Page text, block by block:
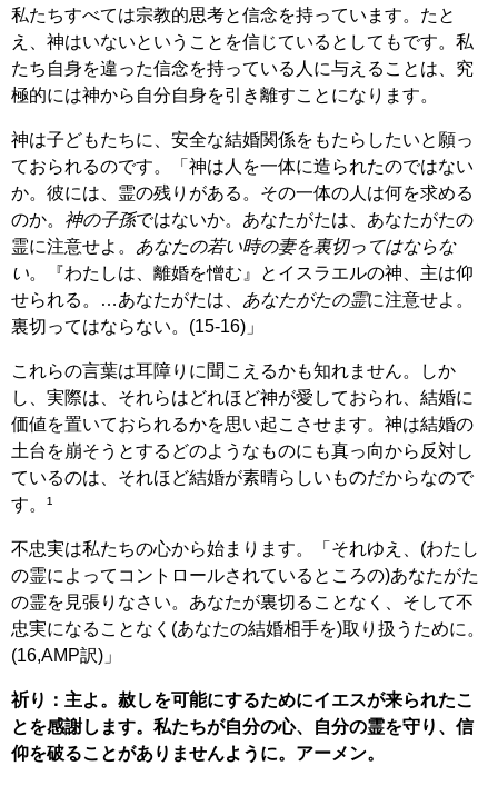
私たちすべては宗教的思考と信念を持っています。たと
え、神はいないということを信じているとしてもです。私
たち自身を違った信念を持っている人に与えることは、究
極的には神から自分自身を引き離すことになります。
神は子どもたちに、安全な結婚関係をもたらしたいと願っ
ておられるのです。「神は人を一体に造られたのではない
か。彼には、霊の残りがある。その一体の人は何を求める
のか。 神の子孫ではないか。あなたがたは、あなたがたの
霊に注意せよ。 あなたの若い時の妻を裏切ってはならな
い。『わたしは、離婚を憎む』とイスラエルの神、主は仰
せられる。…あなたがたは、 あなたがたの霊に注意せよ。
裏切ってはならない。(15-16)」
これらの言葉は耳障りに聞こえるかも知れません。しか
し、実際は、それらはどれほど神が愛しておられ、結婚に
価値を置いておられるかを思い起こさせます。神は結婚の
土台を崩そうとするどのようなものにも真っ向から反対し
ているのは、それほど結婚が素晴らしいものだからなので
す。¹
不忠実は私たちの心から始まります。「それゆえ、(わたし
の霊によってコントロールされているところの)あなたがた
の霊を見張りなさい。あなたが裏切ることなく、そして不
忠実になることなく(あなたの結婚相手を)取り扱うために。
(16,AMP訳)」
祈り：主よ。赦しを可能にするためにイエスが来られたこ
とを感謝します。私たちが自分の心、自分の霊を守り、信
仰を破ることがありませんように。アーメン。